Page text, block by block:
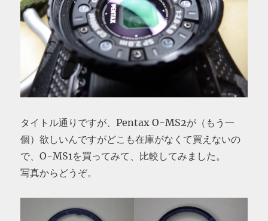
タイトル通りですが、Pentax O-MS2が（もう一
個）欲しいんですがどこも在庫がなくて買えないの
で、O-MS1を買ってみて、比較してみました。
写真からどうぞ。